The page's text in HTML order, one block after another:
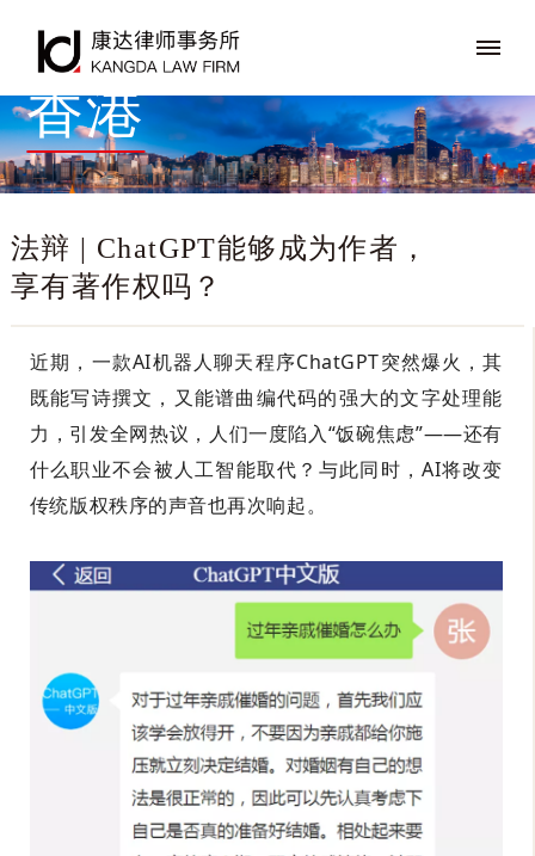
香港
法辩 | ChatGPT能够成为作者，
享有著作权吗？
近期，一款AI机器人聊天程序ChatGPT突然爆火，其
既能写诗撰文，又能谱曲编代码的强大的文字处理能
力，引发全网热议，人们一度陷入“饭碗焦虑”——还有
什么职业不会被人工智能取代？与此同时，AI将改变
传统版权秩序的声音也再次响起。